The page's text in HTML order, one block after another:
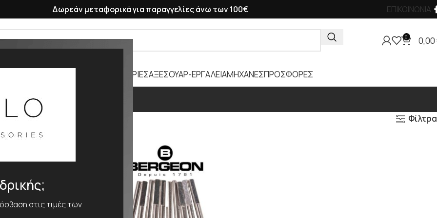
στις τιμές των
Δωρεάν μεταφορικά για παραγγελίες άνω των 100€ ΕΠΙΚΟΙΝΩΝΙΑ
0 0,00
ΜΠΑΤΑΡΙΕΣΑΞΕΣΟΥΑΡ-ΕΡΓΑΛΕΙΑΜΗΧΑΝΕΣΠΡΟΣΦΟΡΕΣ
50 Φίλτρα